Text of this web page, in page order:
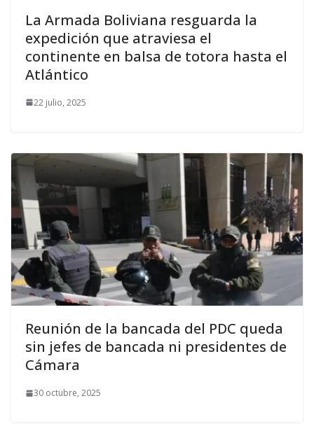
La Armada Boliviana resguarda la
expedición que atraviesa el
continente en balsa de totora hasta el
Atlántico
22 julio, 2025
Reunión de la bancada del PDC queda
sin jefes de bancada ni presidentes de
Cámara
30 octubre, 2025